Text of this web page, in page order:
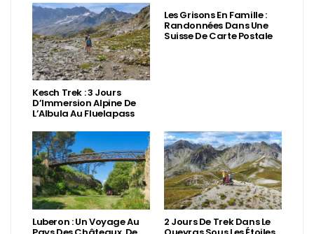
Kesch Trek : 3 Jours
D’Immersion Alpine De
L’Albula Au Fluelapass
Les Grisons En Famille :
Randonnées Dans Une
Suisse De Carte Postale
Luberon : Un Voyage Au 2 Jours De Trek Dans Le